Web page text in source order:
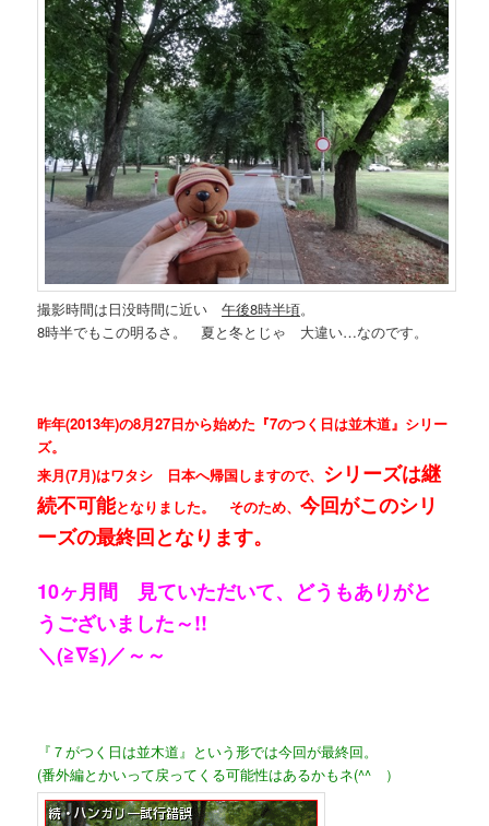
撮影時間は日没時間に近い午後8時半頃。
8時半でもこの明るさ。 夏と冬とじゃ 大違い…なのです。
昨年(2013年)の8月27日から始めた『7のつく日は並木道』シリー
ズ。
来月(7月)はワタシ 日本へ帰国しますので、 シリーズは継
続不可能となりました。 そのため、今回がこのシリ
ーズの最終回となります。
10ヶ月間 見ていただいて、どうもありがと
うございました～!!
＼(≧∇≦)／～～
『７がつく日は並木道』という形では今回が最終回。
(番外編とかいって戻ってくる可能性はあるかもネ(^^ゞ）